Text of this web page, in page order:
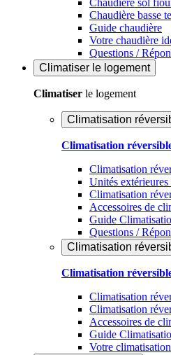
Chaudière sol
Chaudière basse
Guide chaudière
Votre chaudière
Questions /
Climatiser le logement
Climatiser le logement
Climatisation
Climatisation
Climatisation
Unités
Climatisation
Accessoires de
Guide
Questions /
Climatisation
Climatisation
Climatisation
Climatisation
Accessoires de
Guide
Votre